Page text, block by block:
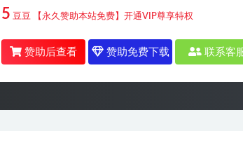
5 豆豆 【永久赞助本站免费】开通VIP尊享特权
赞助后查看 赞助免费下载 联系客